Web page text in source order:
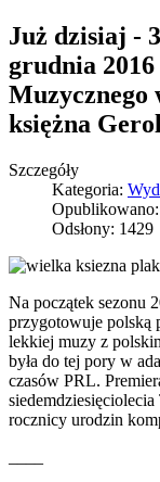
Już dzisiaj -
grudnia
księżna
Szczegóły
Kategoria:
Odsłony: 1429
Na początek sezonu
przygotowuje polską
lekkiej muzy z
była do tej pory w
czasów PRL.
rocznicy urodzin